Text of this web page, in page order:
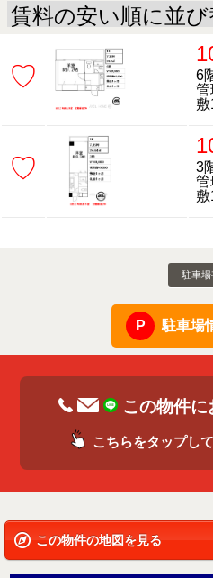
♡ 6
管
♡ 3
管
駐車場
駐車場
この物件に
こちらをタップし
この物件の地図を見る